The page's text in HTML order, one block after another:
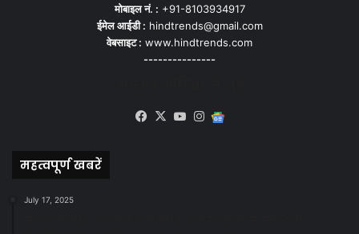
मोबाइल नं. : +91-8103934917
ईमेल आईडी : hindtrends@gmail.com
वेबसाइट : www.hindtrends.com
---------------
Facebook
X YouTubeInstagram
महत्वपूर्ण खबरें
July 17, 2025